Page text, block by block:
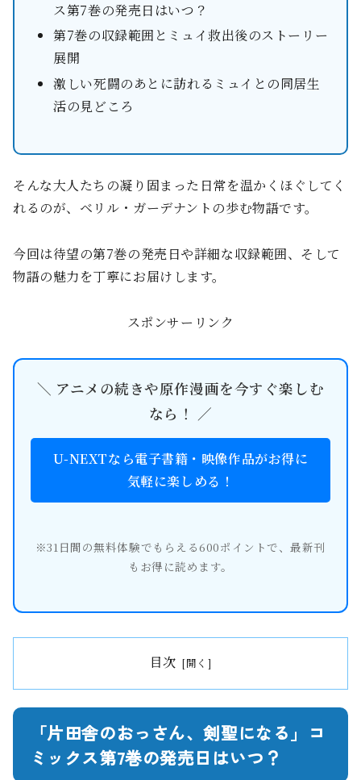
ス第7巻の発売日はいつ？
第7巻の収録範囲とミュイ救出後のストーリー
展開
激しい死闘のあとに訪れるミュイとの同居生
活の見どころ
そんな大人たちの凝り固まった日常を温かくほぐしてく
れるのが、ベリル・ガーデナントの歩む物語です。
今回は待望の第7巻の発売日や詳細な収録範囲、そして
物語の魅力を丁寧にお届けします。
スポンサーリンク
＼ アニメの続きや原作漫画を今すぐ楽しむ
なら！ ／
U-NEXTなら電子書籍・映像作品がお得に
気軽に楽しめる！
※31日間の無料体験でもらえる600ポイントで、最新刊
もお得に読めます。
目次
「片田舎のおっさん、剣聖になる」コ
ミックス第7巻の発売日はいつ？